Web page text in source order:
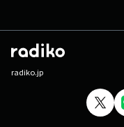
radiko.jp